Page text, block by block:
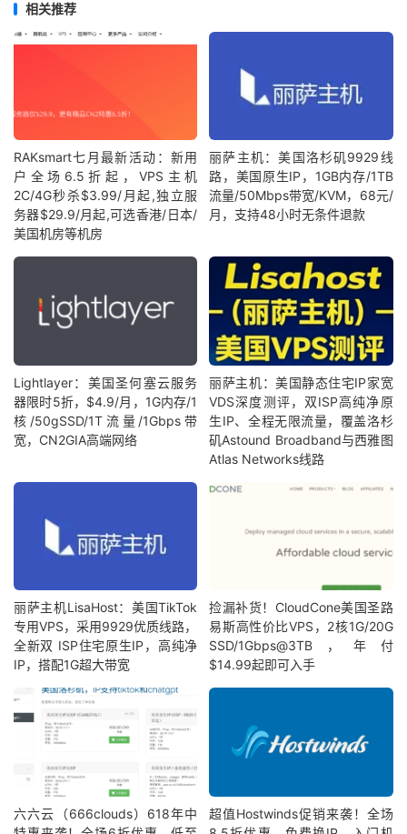
相关推荐
RAKsmart七月最新活动：新用
户全场6.5折起，VPS主机
2C/4G秒杀$3.99/月起,独立服
务器$29.9/月起,可选香港/日本/
美国机房等机房
丽萨主机：美国洛杉矶9929线
路，美国原生IP，1GB内存/1TB
流量/50Mbps带宽/KVM，68元/
月，支持48小时无条件退款
Lightlayer：美国圣何塞云服务
器限时5折，$4.9/月，1G内存/1
核/50gSSD/1T流量/1Gbps带
宽，CN2GIA高端网络
丽萨主机：美国静态住宅IP家宽
VDS深度测评，双ISP高纯净原
生IP、全程无限流量，覆盖洛杉
矶Astound Broadband与西雅图
Atlas Networks线路
丽萨主机LisaHost：美国TikTok
专用VPS，采用9929优质线路，
全新双 ISP住宅原生IP，高纯净
IP，搭配1G超大带宽
捡漏补货！CloudCone美国圣路
易斯高性价比VPS，2核1G/20G
SSD/1Gbps@3TB，年付
$14.99起即可入手
六六云（666clouds）618年中
超值Hostwinds促销来袭！全场